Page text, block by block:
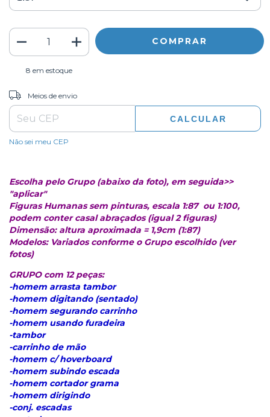
8 em estoque
Entregas para o CEP:
Meios de envio
CALCULAR
Não sei meu CEP
Escolha pelo Grupo (abaixo da foto), em seguida>>
"aplicar"
Figuras Humanas sem pinturas, escala 1:87 ou 1:100,
podem conter casal abraçados (igual 2 figuras)
Dimensão: altura aproximada = 1,9cm (1:87)
Modelos: Variados conforme o Grupo escolhido (ver
fotos)
GRUPO com 12 peças:
-homem arrasta tambor
-homem digitando (sentado)
-homem segurando carrinho
-homem usando furadeira
-tambor
-carrinho de mão
-homem c/ hoverboard
-homem subindo escada
-homem cortador grama
-homem dirigindo
-conj. escadas